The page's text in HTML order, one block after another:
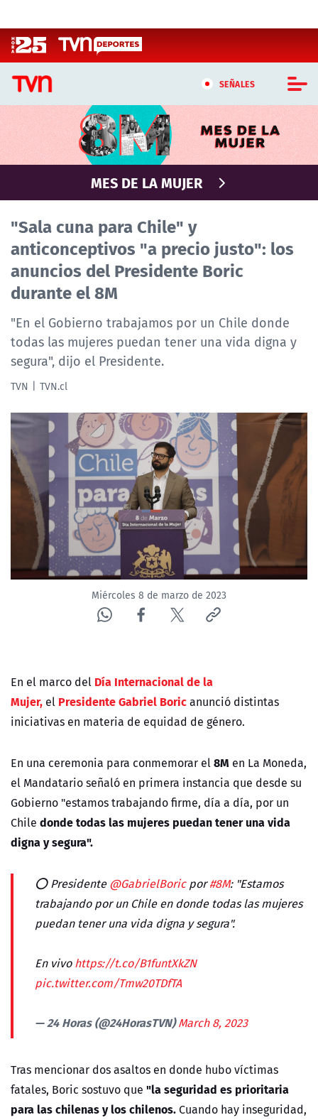
SEÑALES
CASTING MASTERCHEF CHILE
CASTING TVN VERTICAL
TVN VERTICAL
TVN PLAY
PROGRAMAS
TELESERIES
NTV
ACTUALIDAD Y TENDENCIAS
CORPORATIVO Y TRANSPARENCIA
CANAL DE DENUNCIAS
ÁREA DE PROYECTOS
MES DE LA MUJER
"Sala cuna para Chile" y
anticonceptivos "a precio justo": los
anuncios del Presidente Boric
durante el 8M
"En el Gobierno trabajamos por un Chile donde
todas las mujeres puedan tener una vida digna y
segura", dijo el Presidente.
TVN TVN.cl
Miércoles 8 de marzo de 2023
En el marco del Día Internacional de la
Mujer, el Presidente Gabriel Boricanunció distintas
iniciativas en materia de equidad de género.
En una ceremonia para conmemorar el8M en La Moneda,
el Mandatario señaló en primera instancia que desde su
Gobierno "estamos trabajando firme, día a día, por un
Chile donde todas las mujeres puedan tener una vida
digna y segura".
⭕ Presidente@GabrielBoricpor#8M: "Estamos
trabajando por un Chile en donde todas las mujeres
puedan tener una vida digna y segura".
En vivohttps://t.co/B1funtXkZN
pic.twitter.com/Tmw20TDfTA
— 24 Horas (@24HorasTVN)March 8, 2023
Tras mencionar dos asaltos en donde hubo víctimas
fatales, Boric sostuvo que "la seguridad es prioritaria
para las chilenas y los chilenos.Cuando hay inseguridad,